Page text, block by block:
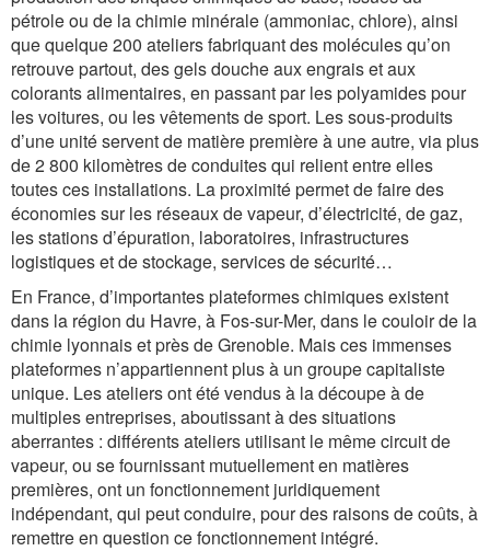
pétrole ou de la chimie minérale (ammoniac, chlore), ainsi
que quelque 200 ateliers fabriquant des molécules qu’on
retrouve partout, des gels douche aux engrais et aux
colorants alimentaires, en passant par les polyamides pour
les voitures, ou les vêtements de sport. Les sous-produits
d’une unité servent de matière première à une autre, via plus
de 2 800 kilomètres de conduites qui relient entre elles
toutes ces installations. La proximité permet de faire des
économies sur les réseaux de vapeur, d’électricité, de gaz,
les stations d’épuration, laboratoires, infrastructures
logistiques et de stockage, services de sécurité…
En France, d’importantes plateformes chimiques existent
dans la région du Havre, à Fos-sur-Mer, dans le couloir de la
chimie lyonnais et près de Grenoble. Mais ces immenses
plateformes n’appartiennent plus à un groupe capitaliste
unique. Les ateliers ont été vendus à la découpe à de
multiples entreprises, aboutissant à des situations
aberrantes : différents ateliers utilisant le même circuit de
vapeur, ou se fournissant mutuellement en matières
premières, ont un fonctionnement juridiquement
indépendant, qui peut conduire, pour des raisons de coûts, à
remettre en question ce fonctionnement intégré.